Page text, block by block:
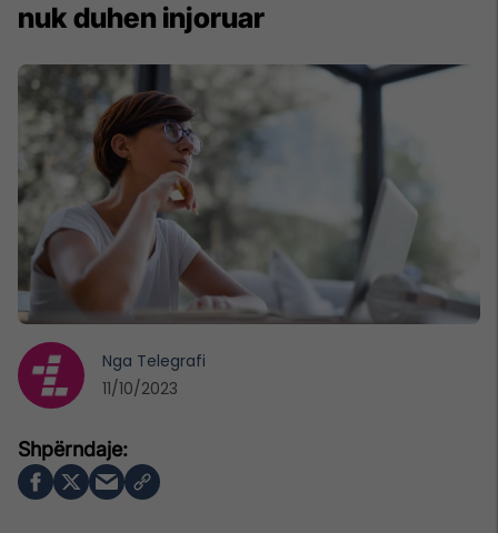
nuk duhen injoruar
Nga Telegrafi
11/10/2023